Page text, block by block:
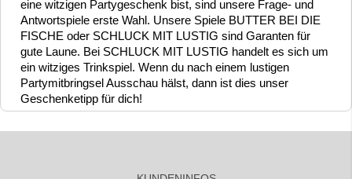
eine witzigen Partygeschenk bist, sind unsere Frage- und
Antwortspiele erste Wahl. Unsere Spiele BUTTER BEI DIE
FISCHE oder SCHLUCK MIT LUSTIG sind Garanten für
gute Laune. Bei SCHLUCK MIT LUSTIG handelt es sich um
ein witziges Trinkspiel. Wenn du nach einem lustigen
Partymitbringsel Ausschau hälst, dann ist dies unser
Geschenketipp für dich!